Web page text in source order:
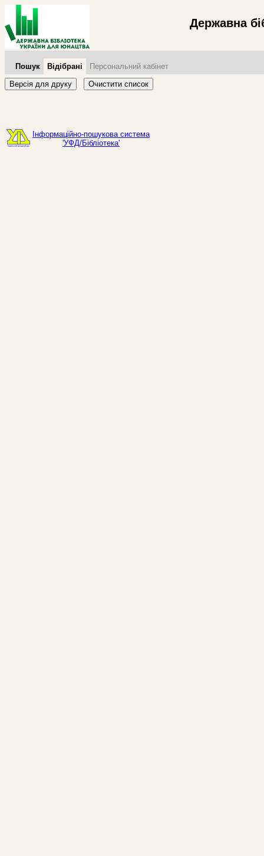
Державна
Пошук Відібрані
Персональний кабінет
Версія для друку
Очистити список
Інформаційно-пошукова система
'УФД/Бібліотека'